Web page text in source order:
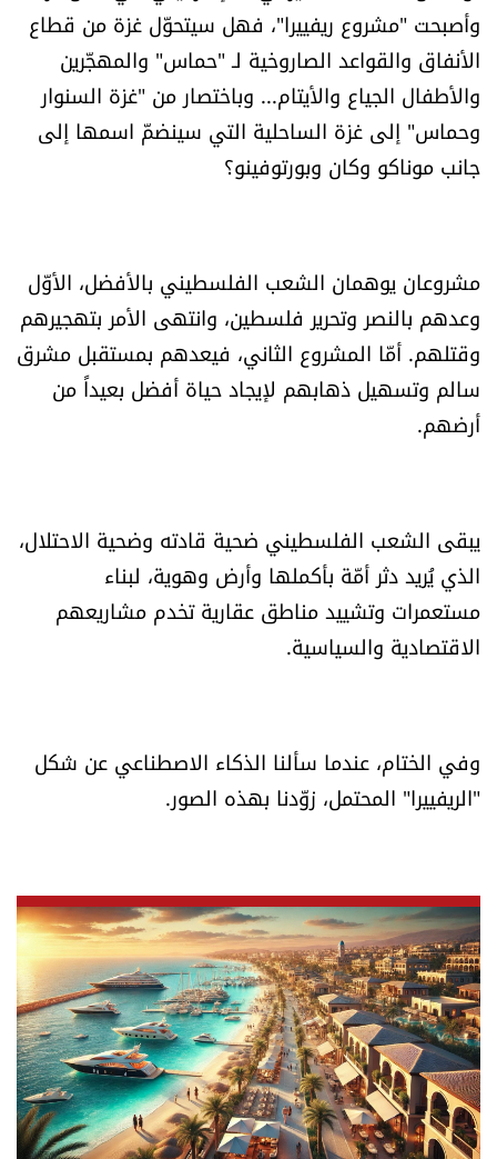
وأصبحت "مشروع ريفييرا"، فهل سيتحوّل غزة من قطاع
الأنفاق والقواعد الصاروخية لـ "حماس" والمهجّرين
والأطفال الجياع والأيتام... وباختصار من "غزة السنوار
وحماس" إلى غزة الساحلية التي سينضمّ اسمها إلى
جانب موناكو وكان وبورتوفينو؟
مشروعان يوهمان الشعب الفلسطيني بالأفضل، الأوّل
وعدهم بالنصر وتحرير فلسطين، وانتهى الأمر بتهجيرهم
وقتلهم. أمّا المشروع الثاني، فيعدهم بمستقبل مشرق
سالم وتسهيل ذهابهم لإيجاد حياة أفضل بعيداً من
أرضهم.
يبقى الشعب الفلسطيني ضحية قادته وضحية الاحتلال،
الذي يُريد دثر أمّة بأكملها وأرض وهوية، لبناء
مستعمرات وتشييد مناطق عقارية تخدم مشاريعهم
الاقتصادية والسياسية.
وفي الختام، عندما سألنا الذكاء الاصطناعي عن شكل
"الريفييرا" المحتمل، زوّدنا بهذه الصور.